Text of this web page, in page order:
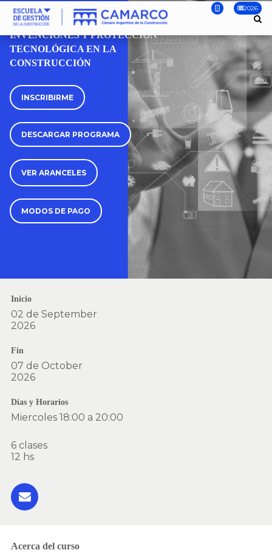
2026
CURSO
INVENCIONES Y PROTECCIÓN
TECNOLÓGICA EN LA
CONSTRUCCIÓN
INSCRIBIRME
DESCARGAR PROGRAMA
VER ARANCELES
MODOS DE PAGO
Inicio
02 de September
2026
Fin
07 de October
2026
Días y Horarios
Miercoles 18:00 a 20:00
6 clases
12 hs
Acerca del curso